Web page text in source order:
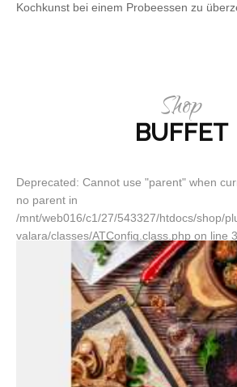
Kochkunst bei einem Probeessen zu
Shop
BUFFET
Deprecated: Cannot use "parent" when
no parent in
/mnt/web016/c1/27/543327/htdocs/shop/
valara/classes/ATConfig.class.php on line